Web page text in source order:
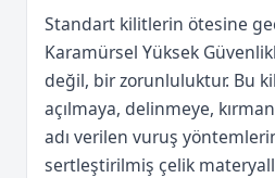
Standart kilitlerin ötesine
Karamürsel Yüksek
değil, bir zorunluluktur. Bu
açılmaya, delinmeye,
adı verilen vuruş
sertleştirilmiş çelik